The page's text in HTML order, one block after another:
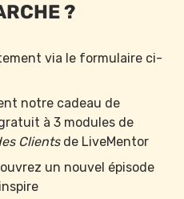
?
via le formulaire ci-
notre cadeau de
à 3 modules de
Clients de LiveMentor
un nouvel épisode